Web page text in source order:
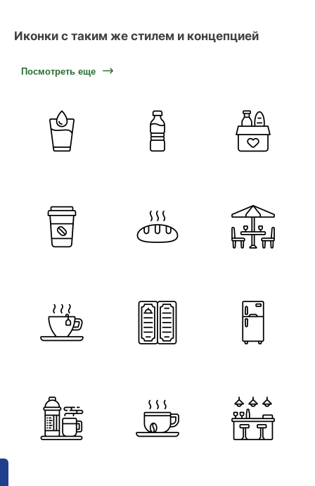
Иконки с таким же стилем и концепцией
Посмотреть еще